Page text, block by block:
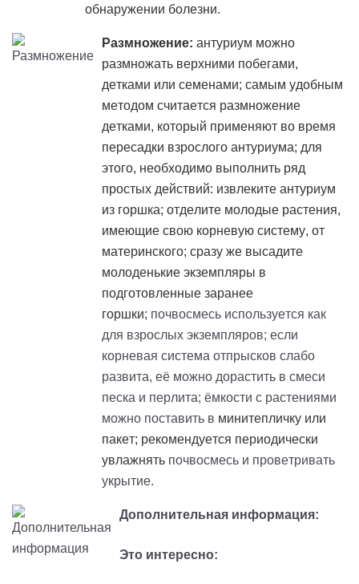
обнаружении болезни.
Размножение: антуриум можно
размножать верхними побегами,
детками или семенами; самым удобным
методом считается размножение
детками, который применяют во время
пересадки взрослого антуриума; для
этого, необходимо выполнить ряд
простых действий: извлеките антуриум
из горшка; отделите молодые растения,
имеющие свою корневую систему, от
материнского; сразу же высадите
молоденькие экземпляры в
подготовленные заранее
горшки; почвосмесь используется как
для взрослых экземпляров; если
корневая система отпрысков слабо
развита, её можно дорастить в смеси
песка и перлита; ёмкости с растениями
можно поставить в минитепличку или
пакет; рекомендуется периодически
увлажнять почвосмесь и проветривать
укрытие.
Дополнительная информация:
Это интересно: